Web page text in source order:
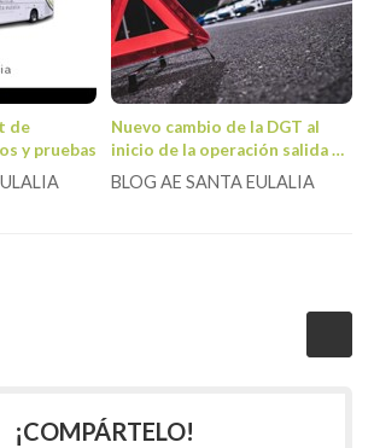
de
y pruebas
Nuevo cambio de la DGT al
inicio de la operación salida de
verano
BLOG AE SANTA EULALIA
¡COMPÁRTELO!